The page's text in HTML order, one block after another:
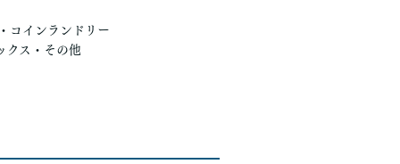
コインランドリー
クス・その他